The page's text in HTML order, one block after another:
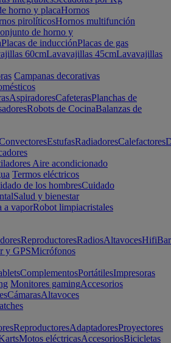
horno y placaHornos
pirolíticosHornos multifunción
de horno y
Placas de inducciónPlacas de gas
60cmLavavajillas 45cmLavavajillas
Campanas decorativas
AspiradoresCafeterasPlanchas de
Robots de CocinaBalanzas de
EstufasRadiadoresCalefactores
Aire acondicionado
Termos eléctricos
de los hombresCuidado
Salud y bienestar
a vaporRobot limpiacristales
ReproductoresRadiosAltavocesHifi
y GPSMicrófonos
ComplementosPortátilesImpresoras
Monitores gamingAccesorios
CámarasAltavoces
ReproductoresAdaptadoresProyectores
Motos eléctricasAccesoriosBicicletas